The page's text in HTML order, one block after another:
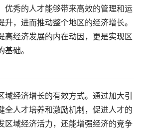
优秀的人才能够带来高效的管理和运
升，进而推动整个地区的经济增长。
高经济发展的内在动因，更是实现区
础。
域经济增长的有效方式。通过加大引
全人才培养和激励机制，促进人才的
区域经济活力，还能增强经济的竞争